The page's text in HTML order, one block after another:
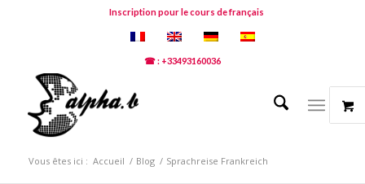
Inscription pour le cours de français
☎ : +33493160036
Vous êtes ici : Accueil / Blog / Sprachreise Frankreich